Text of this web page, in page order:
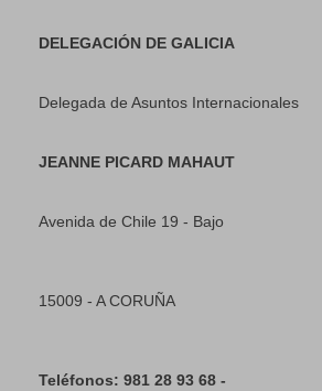
DELEGACIÓN DE GALICIA
Delegada de Asuntos Internacionales
JEANNE PICARD MAHAUT
Avenida de Chile 19 - Bajo
15009 - A CORUÑA
Teléfonos: 981 28 93 68 -